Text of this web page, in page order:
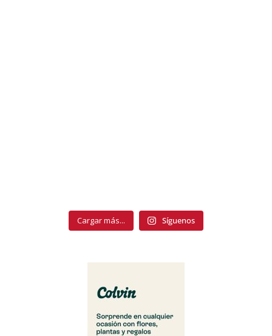
Cargar más... Síguenos